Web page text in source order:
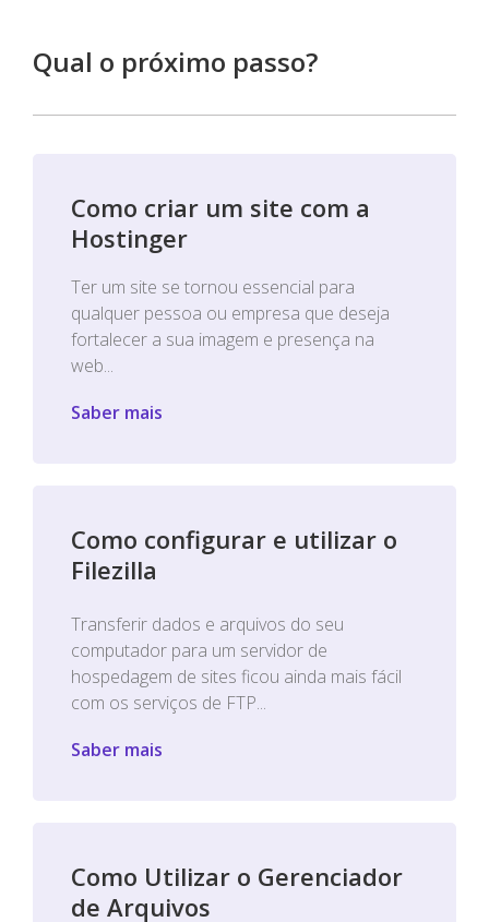
Qual o próximo passo?
Como criar um site com a
Hostinger
Ter um site se tornou essencial para
qualquer pessoa ou empresa que deseja
fortalecer a sua imagem e presença na
web...
Saber mais
Como configurar e utilizar o
Filezilla
Transferir dados e arquivos do seu
computador para um servidor de
hospedagem de sites ficou ainda mais fácil
com os serviços de FTP...
Saber mais
Como Utilizar o Gerenciador
de Arquivos